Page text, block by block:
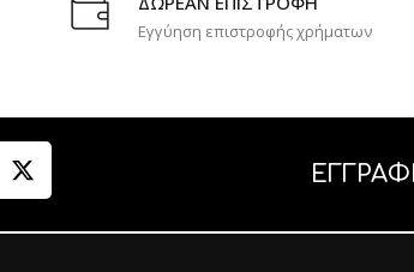
Εγγύηση επιστροφής χρήματων